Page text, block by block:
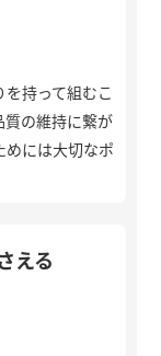
持って組むこ
質の維持に繋が
めには大切なポ
える